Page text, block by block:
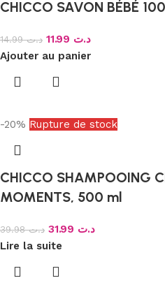
CHICCO SAVON BÉBÉ
د.ت14.99 د.ت
Ajouter au panier
-20% Rupture de stock
CHICCO SHAMPOOING
MOMENTS, 500 ml
د.ت39.98 د.ت
Lire la suite